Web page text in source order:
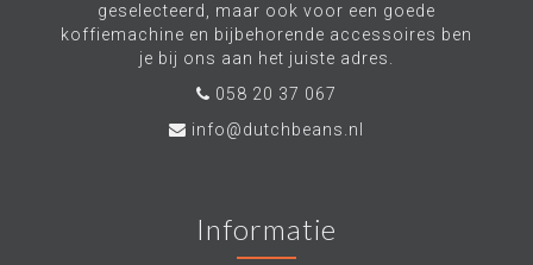
geselecteerd, maar ook voor een goede
koffiemachine en bijbehorende accessoires ben
je bij ons aan het juiste adres.
058 20 37 067
info@dutchbeans.nl
Informatie